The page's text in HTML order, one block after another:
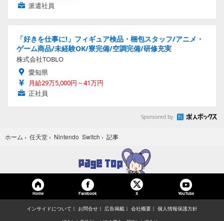
派遣社員
「好きを仕事に!」フィギュア検品・梱包スタッフ/アニメ・
ゲーム商品/未経験OK/寮完備/空調完備/研修充実
株式会社TOBLO
愛知県
月給29万5,000円～41万円
正社員
Sponsored by
ホーム › 任天堂 › Nintendo Switch › 記事
Home Facebook X YouTube
インサイドについて お問合せ 広告掲載 会社概要 個人情報保護方針